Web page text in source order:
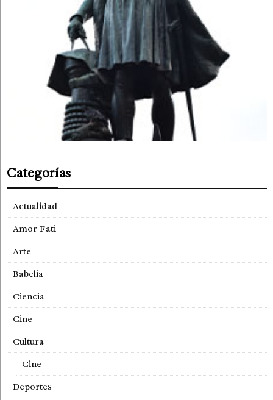
Categorías
Actualidad
Amor Fati
Arte
Babelia
Ciencia
Cine
Cultura
Cine
Deportes